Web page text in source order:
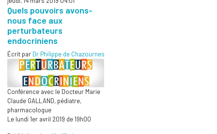
Quels pouvoirs avons-
nous face aux
perturbateurs
endocriniens
Écrit par Dr Philippe de Chazournes
Conférence avec le Docteur Marie
Claude GALLAND, pédiatre,
pharmacologue
Le lundi 1er avril 2019 de 19h00